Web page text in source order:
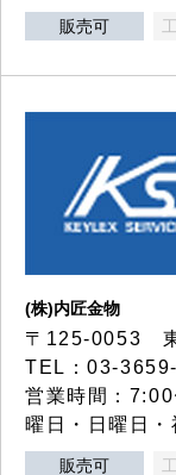
販売可
(株)内匠金物
〒125-0053
TEL：03-
営業時間：
曜日・日曜日・
販売可